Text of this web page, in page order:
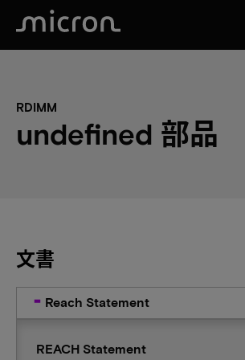
RDIMM
undefined 部品
文書
Reach Statement
REACH Statement